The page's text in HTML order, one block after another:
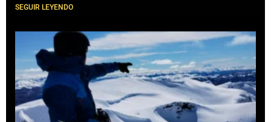
SEGUIR LEYENDO